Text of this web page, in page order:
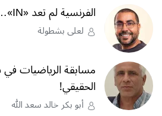
الفرنسية لم تعد «IN»… لكن التاريخ لا يتقاعد
لعلى بشطولة
مسابقة الرياضيات في
الحقيقي!
أبو بكر خالد سعد الله